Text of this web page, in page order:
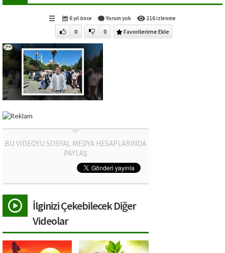
6 yıl önce Yorum yok 216 izlenme
0 0 Favorilerime Ekle
BU VİDEOYU SOSYAL MEDYA HESAPLARINDA
PAYLAŞ
İlginizi Çekebilecek Diğer
Videolar